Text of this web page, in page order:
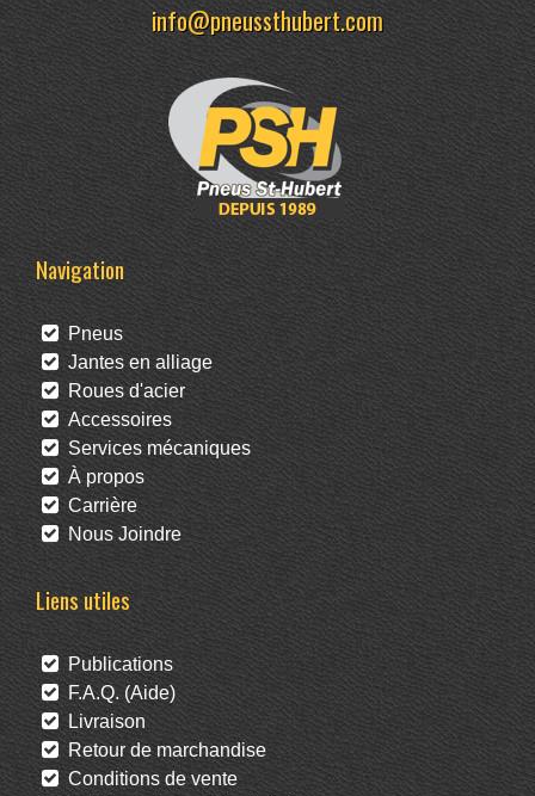
info@pneussthubert.com
Navigation
Pneus
Jantes en alliage
Roues d'acier
Accessoires
Services mécaniques
À propos
Carrière
Nous Joindre
Liens utiles
Publications
F.A.Q. (Aide)
Livraison
Retour de marchandise
Conditions de vente